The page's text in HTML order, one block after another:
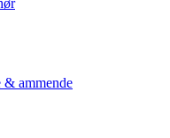
ammende